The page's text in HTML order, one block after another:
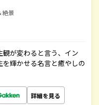
絶景
が変わると言う、イン
輝かせる名言と癒やしの
詳細を見る